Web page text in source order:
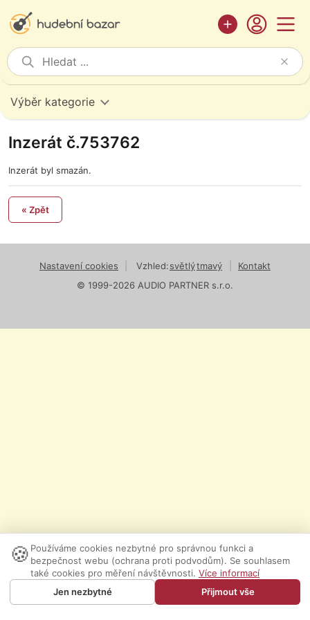
Výběr kategorie
Inzerát č.753762
Inzerát byl smazán.
« Zpět
Nastavení cookies Vzhled:světlýtmavý
Kontakt
© 1999-2026 AUDIO PARTNER s.r.o.
🍪 Používáme cookies nezbytné pro správnou funkci a
bezpečnost webu (ochrana proti podvodům). Se souhlasem
také cookies pro měření návštěvnosti. Více informací
Jen nezbytné
Přijmout vše